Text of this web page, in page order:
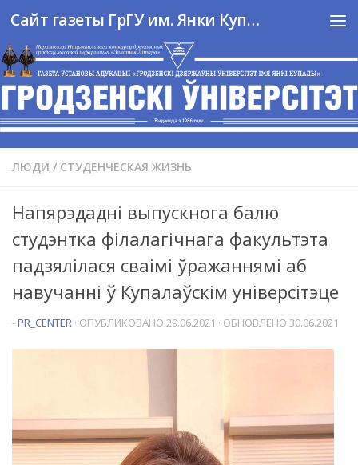
Перейти к содержимому Сайт газеты ГрГУ им. Янки Купалы
ЛЮДИ / СТУДЕНЧЕСКАЯ ЖИЗНЬ
Напярэдадні выпускнога балю
студэнтка філалагічнага факультэта
падзялілася сваімі ўражаннямі аб
навучанні ў Купалаўскім універсітэце
-PR_CENTER · ОПУБЛИКОВАНО 29.06.2021 · ОБНОВЛЕНО 30.06.2021